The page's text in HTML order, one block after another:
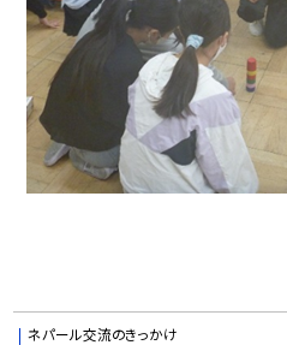
ネパール交流のきっかけ